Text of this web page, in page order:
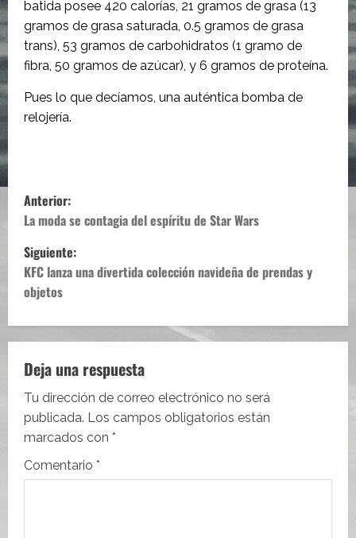
batida posee 420 calorías, 21 gramos de grasa (13
gramos de grasa saturada, 0.5 gramos de grasa
trans), 53 gramos de carbohidratos (1 gramo de
fibra, 50 gramos de azúcar), y 6 gramos de proteína.
Pues lo que decíamos, una auténtica bomba de
relojería.
N
a
v
e
g
a
c
i
ó
Anterior:
La moda se contagia del espíritu de Star Wars
Siguiente:
KFC lanza una divertida colección navideña de prendas y
objetos
Deja una respuesta
Tu dirección de correo electrónico no será
publicada. Los campos obligatorios están
marcados con *
Comentario *